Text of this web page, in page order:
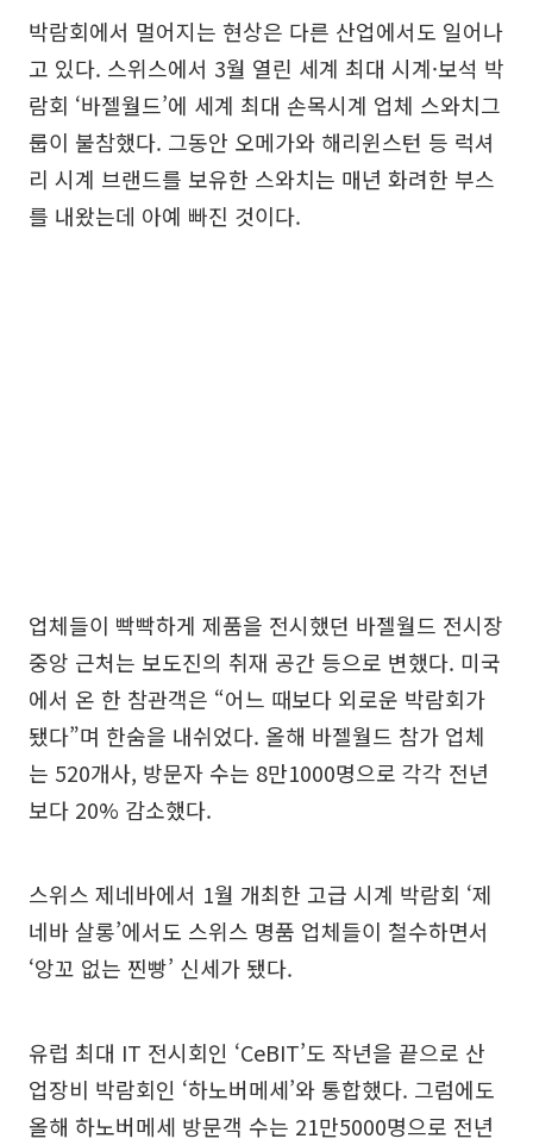
박람회에서 멀어지는 현상은 다른 산업에서도 일어나
고 있다. 스위스에서 3월 열린 세계 최대 시계·보석 박
람회 ‘바젤월드’에 세계 최대 손목시계 업체 스와치그
룹이 불참했다. 그동안 오메가와 해리윈스턴 등 럭셔
리 시계 브랜드를 보유한 스와치는 매년 화려한 부스
를 내왔는데 아예 빠진 것이다.
업체들이 빡빡하게 제품을 전시했던 바젤월드 전시장
중앙 근처는 보도진의 취재 공간 등으로 변했다. 미국
에서 온 한 참관객은 “어느 때보다 외로운 박람회가
됐다”며 한숨을 내쉬었다. 올해 바젤월드 참가 업체
는 520개사, 방문자 수는 8만1000명으로 각각 전년
보다 20% 감소했다.
스위스 제네바에서 1월 개최한 고급 시계 박람회 ‘제
네바 살롱’에서도 스위스 명품 업체들이 철수하면서
‘앙꼬 없는 찐빵’ 신세가 됐다.
유럽 최대 IT 전시회인 ‘CeBIT’도 작년을 끝으로 산
업장비 박람회인 ‘하노버메세’와 통합했다. 그럼에도
올해 하노버메세 방문객 수는 21만5000명으로 전년